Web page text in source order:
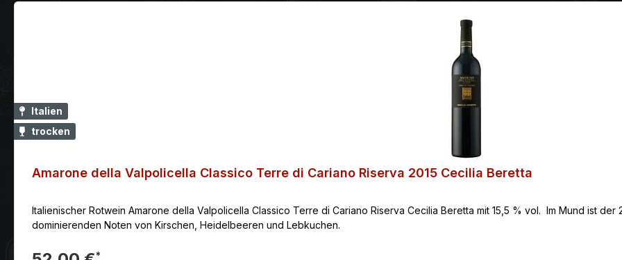
Italien
trocken
Amarone della Valpolicella Classico Terre di Cariano Riserva 2015 Cecilia Beretta
Italienischer Rotwein Amarone della Valpolicella Classico Terre di Cariano Riserva Cecilia Beretta mit 15,5 % vol. Im Mund ist
dominierenden Noten von Kirschen, Heidelbeeren und Lebkuchen.
*